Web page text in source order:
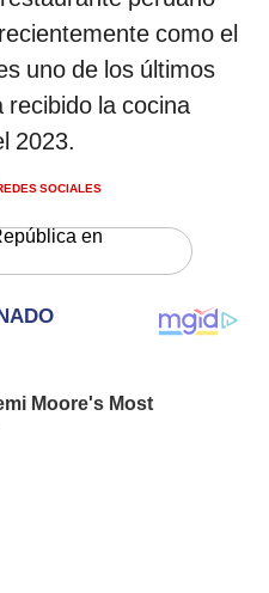
como el
uno de los últimos
la cocina
2023.
SOCIALES
en